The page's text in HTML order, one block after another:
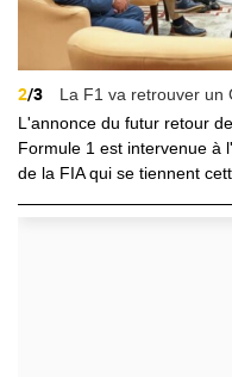
2/3
La F1 va retrouver un
L'annonce du futur retour
Formule 1 est intervenue à
de la FIA qui se tiennent